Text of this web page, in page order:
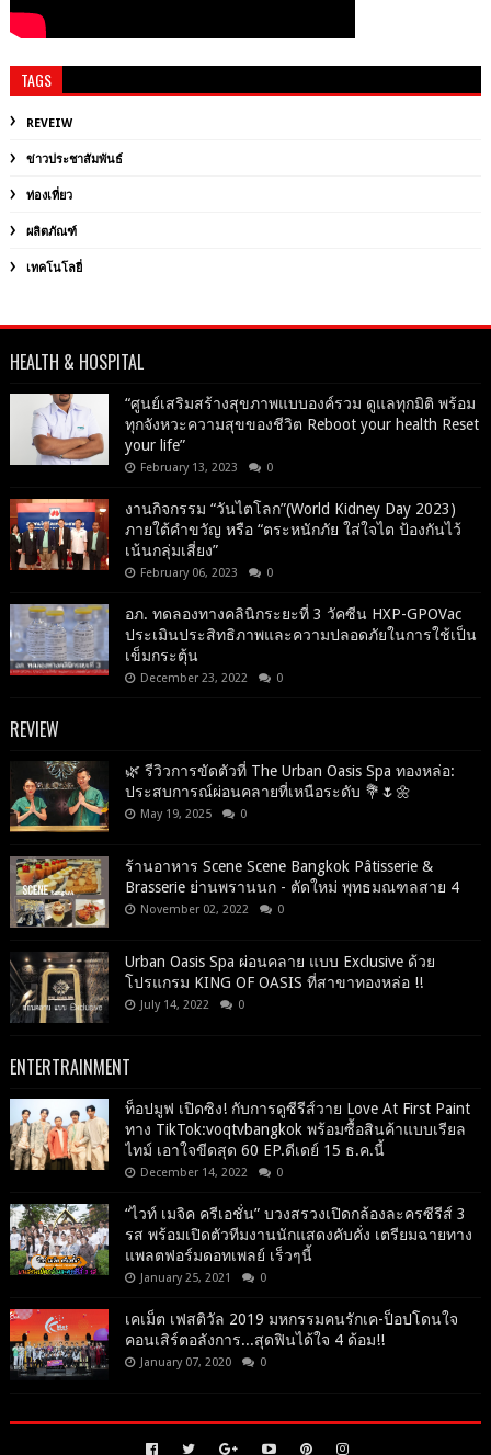
TAGS
REVEIW
ข่าวประชาสัมพันธ์
ท่องเที่ยว
ผลิตภัณฑ์
เทคโนโลยี่
HEALTH & HOSPITAL
“ศูนย์เสริมสร้างสุขภาพแบบองค์รวม ดูแลทุกมิติ พร้อม
ทุกจังหวะความสุขของชีวิต Reboot your health Reset
your life”
February 13, 2023 0
งานกิจกรรม “วันไตโลก”(World Kidney Day 2023)
ภายใต้คำขวัญ หรือ “ตระหนักภัย ใส่ใจไต ป้องกันไว้
เน้นกลุ่มเสี่ยง”
February 06, 2023 0
อภ. ทดลองทางคลินิกระยะที่ 3 วัคซีน HXP-GPOVac
ประเมินประสิทธิภาพและความปลอดภัยในการใช้เป็น
เข็มกระตุ้น
December 23, 2022 0
REVIEW
🌿 รีวิวการขัดตัวที่ The Urban Oasis Spa ทองหล่อ:
ประสบการณ์ผ่อนคลายที่เหนือระดับ 💐🌷🌼
May 19, 2025 0
ร้านอาหาร Scene Scene Bangkok Pâtisserie &
Brasserie ย่านพรานนก - ตัดใหม่ พุทธมณฑลสาย 4
November 02, 2022 0
Urban Oasis Spa ผ่อนคลาย แบบ Exclusive ด้วย
โปรแกรม KING OF OASIS ที่สาขาทองหล่อ !!
July 14, 2022 0
ENTERTRAINMENT
ท็อปมูฟ เปิดซิง! กับการดูซีรีส์วาย Love At First Paint
ทาง TikTok:voqtvbangkok พร้อมซื้อสินค้าแบบเรียล
ไทม์ เอาใจขีดสุด 60 EP.ดีเดย์ 15 ธ.ค.นี้
December 14, 2022 0
“ไวท์ เมจิค ครีเอชั่น” บวงสรวงเปิดกล้องละครซีรีส์ 3
รส พร้อมเปิดตัวทีมงานนักแสดงคับคั่ง เตรียมฉายทาง
แพลตฟอร์มดอทเพลย์ เร็วๆนี้
January 25, 2021 0
เคเม็ต เฟสติวัล 2019 มหกรรมคนรักเค-ป็อปโดนใจ
คอนเสิร์ตอลังการ...สุดฟินได้ใจ 4 ด้อม!!
January 07, 2020 0